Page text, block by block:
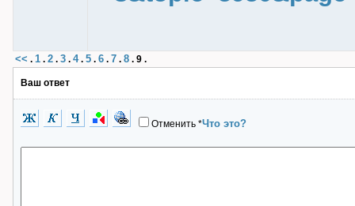
<< . 1 . 2 . 3 . 4. 5 . 6 . 7 . 8 . 9 .
Ваш ответ
Отменить *Что это?